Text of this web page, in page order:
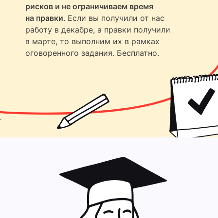
рисков и не ограничиваем время
на правки. Если вы получили от нас
работу в декабре, а правки получили
в марте, то выполним их в рамках
оговоренного задания. Бесплатно.